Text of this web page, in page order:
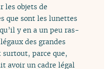
les objets de
que sont les lunettes
y en a un peu ras-
des grandes
parce que,
avoir un cadre légal